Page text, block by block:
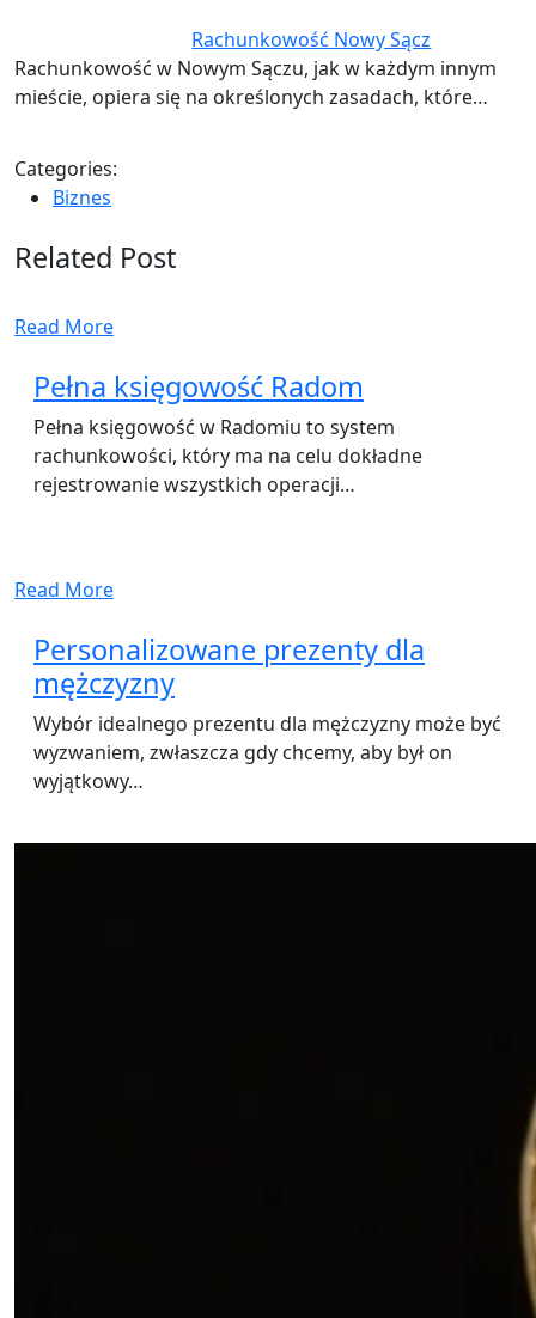
Rachunkowość Nowy Sącz
Rachunkowość w Nowym Sączu, jak w każdym innym
mieście, opiera się na określonych zasadach, które…
Categories:
Biznes
Related Post
Read More
Pełna księgowość Radom
Pełna księgowość w Radomiu to system
rachunkowości, który ma na celu dokładne
rejestrowanie wszystkich operacji…
Read More
Personalizowane prezenty dla
mężczyzny
Wybór idealnego prezentu dla mężczyzny może być
wyzwaniem, zwłaszcza gdy chcemy, aby był on
wyjątkowy…